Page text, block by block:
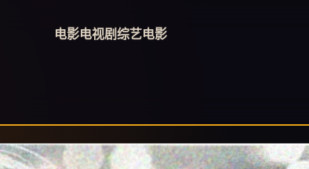
电影电视剧综艺电影